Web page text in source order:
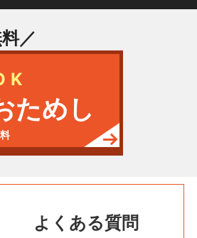
／
ためし
よくある質問